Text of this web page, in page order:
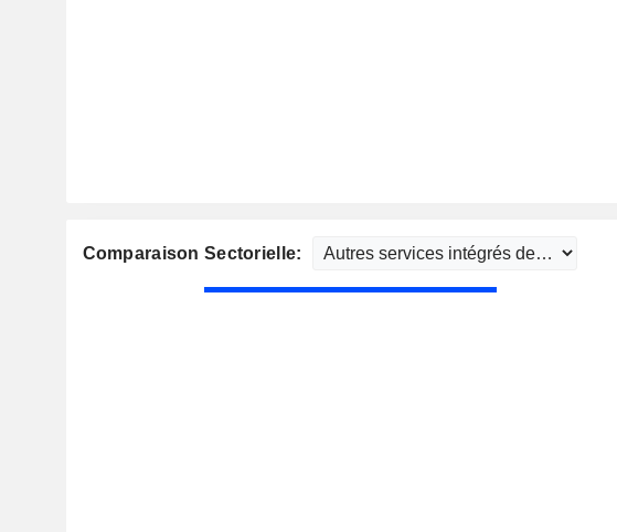
Comparaison Sectorielle: